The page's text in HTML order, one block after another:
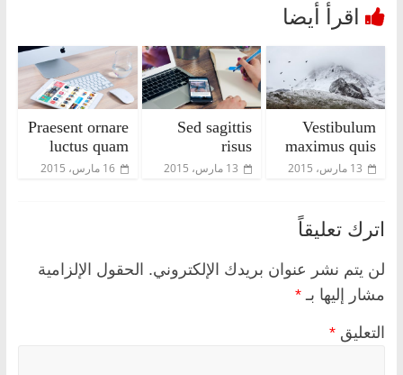
Vestibulum
maximus quis
13 مارس، 2015
Sed sagittis
risus
13 مارس، 2015
Praesent ornare
luctus quam
16 مارس، 2015
اترك تعليقاً
لن يتم نشر عنوان بريدك الإلكتروني. الحقول الإلزامية
مشار إليها بـ *
التعليق *